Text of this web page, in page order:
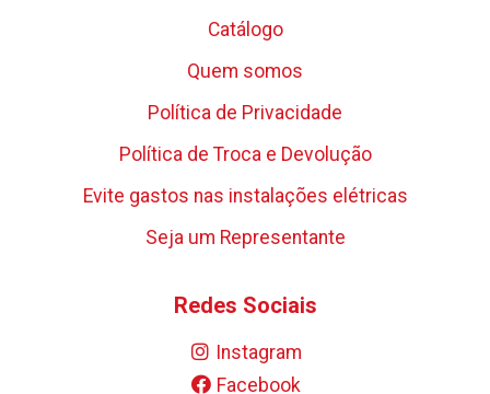
Catálogo
Quem somos
Política de Privacidade
Política de Troca e Devolução
Evite gastos nas instalações elétricas
Seja um Representante
Redes Sociais
Instagram
Facebook